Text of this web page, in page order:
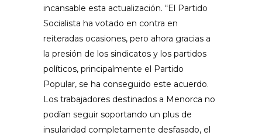
incansable esta actualización. “El Partido
Socialista ha votado en contra en
reiteradas ocasiones, pero ahora gracias a
la presión de los sindicatos y los partidos
políticos, principalmente el Partido
Popular, se ha conseguido este acuerdo.
Los trabajadores destinados a Menorca no
podían seguir soportando un plus de
insularidad completamente desfasado, el